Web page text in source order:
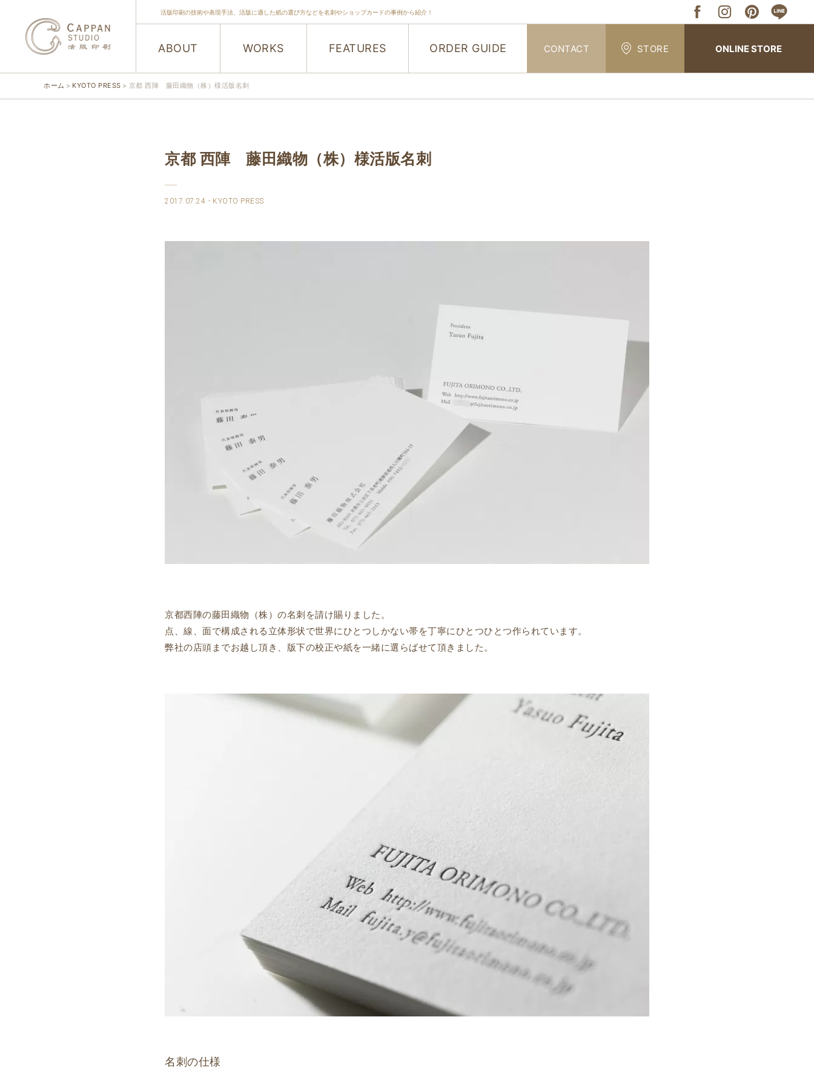
活版印刷の技術や表現手法、活版に適した紙の選び方などを名刺やショップカードの事例から紹介！
ABOUT WORKS FEATURES ORDER GUIDE CONTACT STORE ONLINE STORE
ホーム KYOTO PRESS 京都 西陣 藤田織物（株）様活版名刺
京都 西陣 藤田織物（株）様活版名刺
2017.07.24 KYOTO PRESS
京都西陣の藤田織物（株）の名刺を請け賜りました。
点、線、面で構成される立体形状で世界にひとつしかない帯を丁寧にひとつひとつ作られています。
弊社の店頭までお越し頂き、版下の校正や紙を一緒に選らばせて頂きました。
名刺の仕様